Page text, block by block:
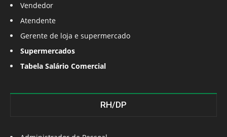
Vendedor
Atendente
Gerente de loja e supermercado
Supermercados
Tabela Salário Comercial
RH/DP